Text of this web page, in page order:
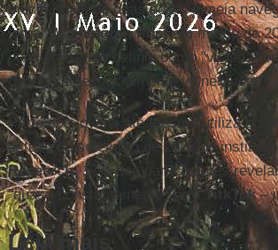
média, mais de duas horas e meia
jornalWashington Postem março de
consultadas se definiu como "viciada"
depressão especialmente vulneráveis.
Parte dos jovens até mesmo utiliza o
estudo de setembro de 2023 do
Research, 17% dos participantes
"quase constantemente" pelo TitkTok–
Leia mais